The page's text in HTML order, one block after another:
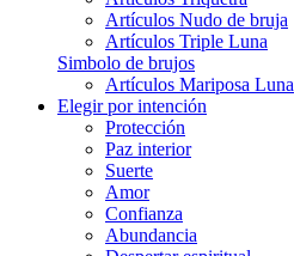
Artículos Nudo de bruja
Artículos Triple Luna
Simbolo de brujos
Artículos Mariposa Luna
Elegir por intención
Protección
Paz interior
Suerte
Amor
Confianza
Abundancia